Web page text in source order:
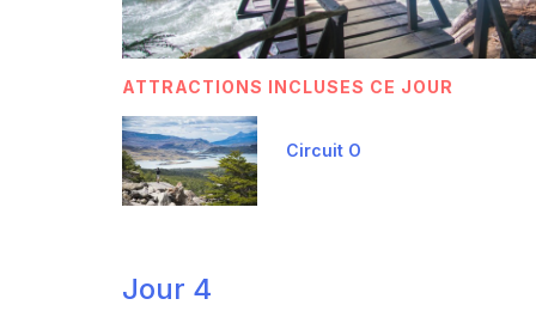
ATTRACTIONS INCLUSES CE JOUR
Circuit O
Jour 4